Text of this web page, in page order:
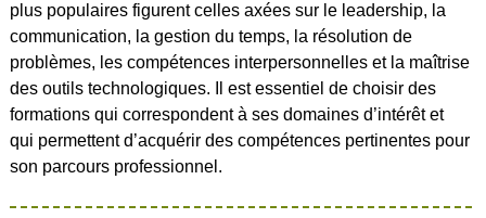
plus populaires figurent celles axées sur le leadership, la
communication, la gestion du temps, la résolution de
problèmes, les compétences interpersonnelles et la maîtrise
des outils technologiques. Il est essentiel de choisir des
formations qui correspondent à ses domaines d’intérêt et
qui permettent d’acquérir des compétences pertinentes pour
son parcours professionnel.